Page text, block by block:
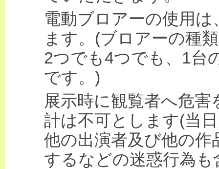
電動ブロアーの使用
ます。(ブロアーの種
2つでも4つでも、1台
です。)
展示時に観覧者へ危
計は不可とします(当
他の出演者及び他の
するなどの迷惑行為